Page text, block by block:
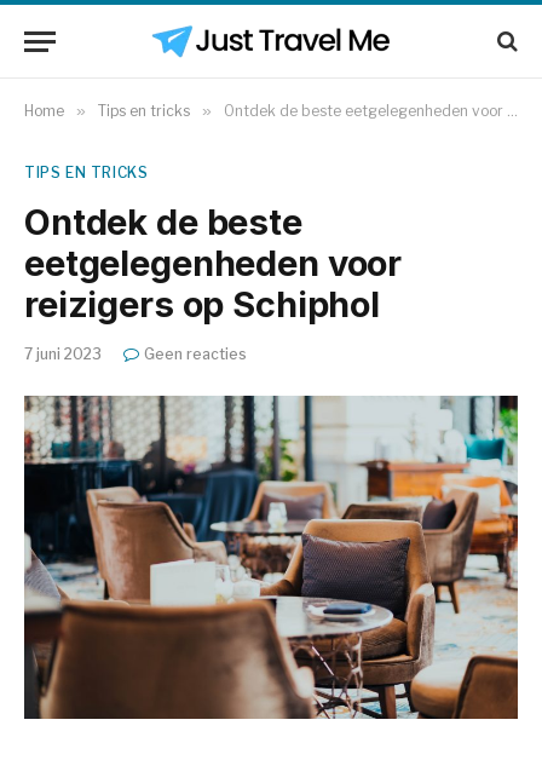
Home » Tips en tricks » Ontdek de beste eetgelegenheden voor reizigers op Schiphol
TIPS EN TRICKS
Ontdek de beste
eetgelegenheden voor
reizigers op Schiphol
7 juni 2023 Geen reacties